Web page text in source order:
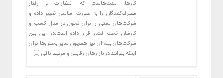
کارها، مدت‌هاست که انتظارات و رفتار
مصرف‌کنندگان را به صورت اساسی تغییر داده و
شرکت‌های سنتی را برای تحول در مدل کسب و
کارشان تحت فشار قرار داده است.در این بین
شرکت‌های بیمه‌ای نیز همچون سایر بخش‌ها برای
اینکه بتوانند در بازارهای رقابتی و مرتبط باقی […]